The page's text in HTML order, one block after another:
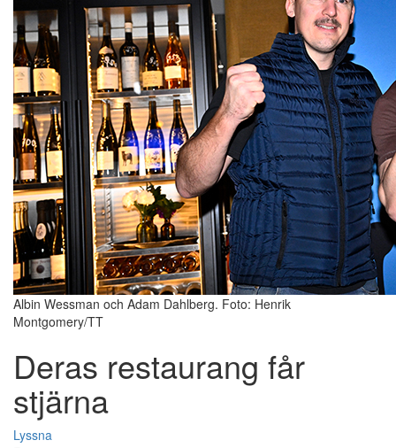
Albin Wessman och Adam Dahlberg. Foto: Henrik
Montgomery/TT
Deras restaurang får
stjärna
Lyssna